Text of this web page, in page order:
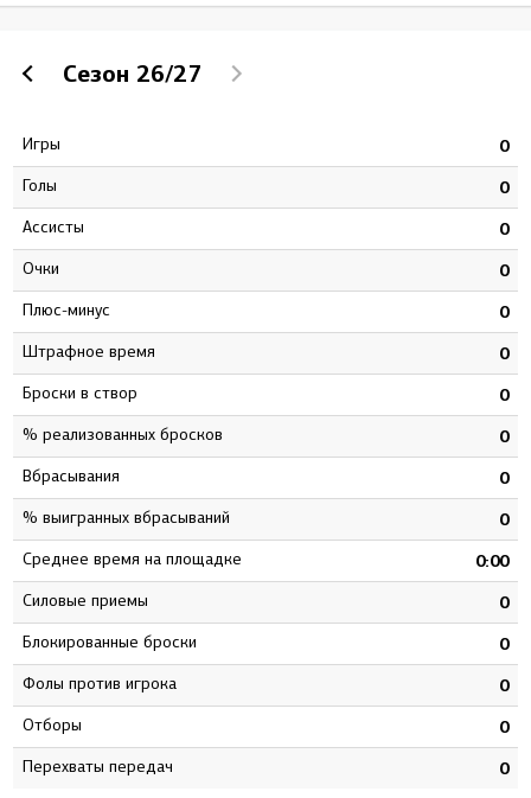
Сезон 26/27
Игры 0
Голы 0
Ассисты 0
Очки 0
Плюс-минус 0
штрафное время 0
Броски в створ 0
% реализованных бросков 0
Вбрасывания 0
% выигранных вбрасываний 0
Среднее время на площадке 0:00
Силовые приемы 0
Блокированные броски 0
Фолы против игрока 0
Отборы 0
Перехваты передач 0